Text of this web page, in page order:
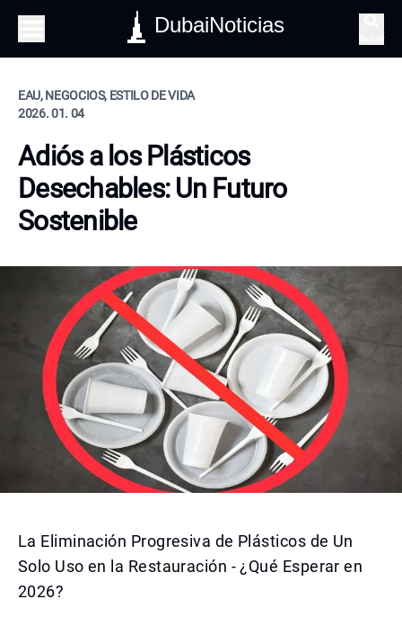
DubaiNoticias
EAU, NEGOCIOS, ESTILO DE VIDA
2026. 01. 04
Adiós a los Plásticos
Desechables: Un Futuro
Sostenible
La Eliminación Progresiva de Plásticos de Un
Solo Uso en la Restauración - ¿Qué Esperar en
2026?